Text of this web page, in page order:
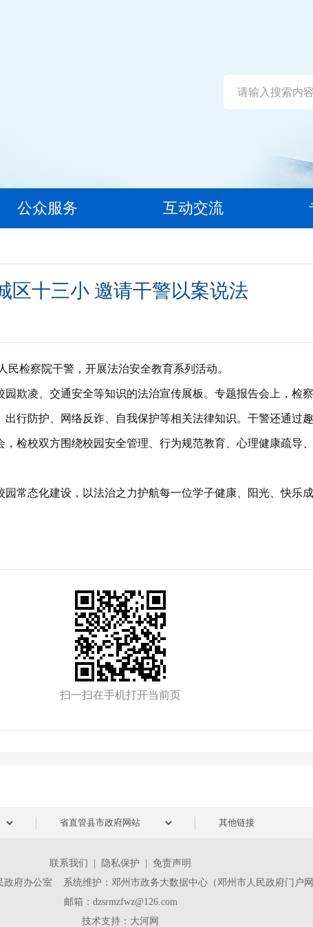
公众服务 互动交流
区十三小 邀请干警以案说法
检察院干警，开展法治安全教育系列活动。
欺凌、交通安全等知识的法治宣传展板。专题报告会上，检
行防护、网络反诈、自我保护等相关法律知识。干警还通过
检校双方围绕校园安全管理、行为规范教育、心理健康疏导
常态化建设，以法治之力护航每一位学子健康、阳光、快乐
扫一扫在手机打开当前页
联系我们 隐私保护
免责声明
政府办公室 系统维护：邓州市政务大数据中心（邓州市人民政府门户网
邮箱：dzsrmzfwz@126.com
技术支持： 大河网